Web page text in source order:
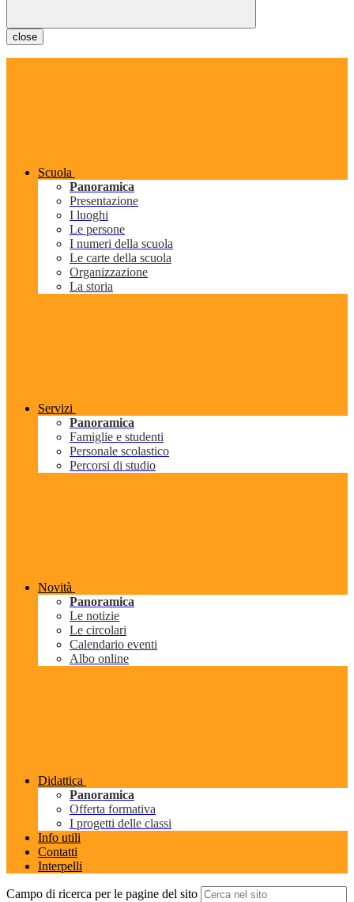
close
Scuola
Panoramica
Presentazione
I luoghi
Le persone
I numeri della scuola
Le carte della scuola
Organizzazione
La storia
Servizi
Panoramica
Famiglie e studenti
Personale scolastico
Percorsi di studio
Novità
Panoramica
Le notizie
Le circolari
Calendario eventi
Albo online
Didattica
Panoramica
Offerta formativa
I progetti delle classi
Info utili
Contatti
Interpelli
Campo di ricerca per le pagine del sito